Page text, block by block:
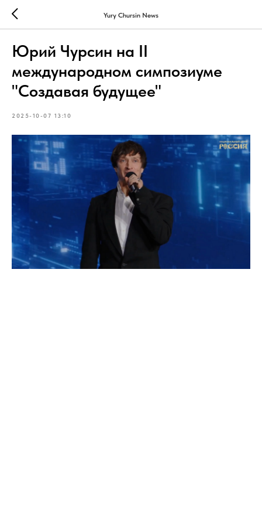
Yury Chursin News
Юрий Чурсин на II
международном симпозиуме
"Создавая будущее"
2025-10-07 13:10